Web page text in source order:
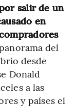
salir de un
en
del
desde
Donald
a las
y países el